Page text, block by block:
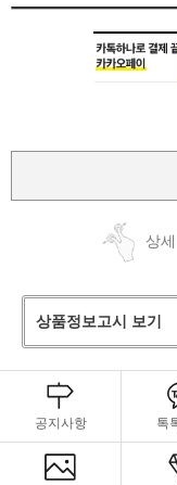
상
상품정보고시 보기
공지사항 톡